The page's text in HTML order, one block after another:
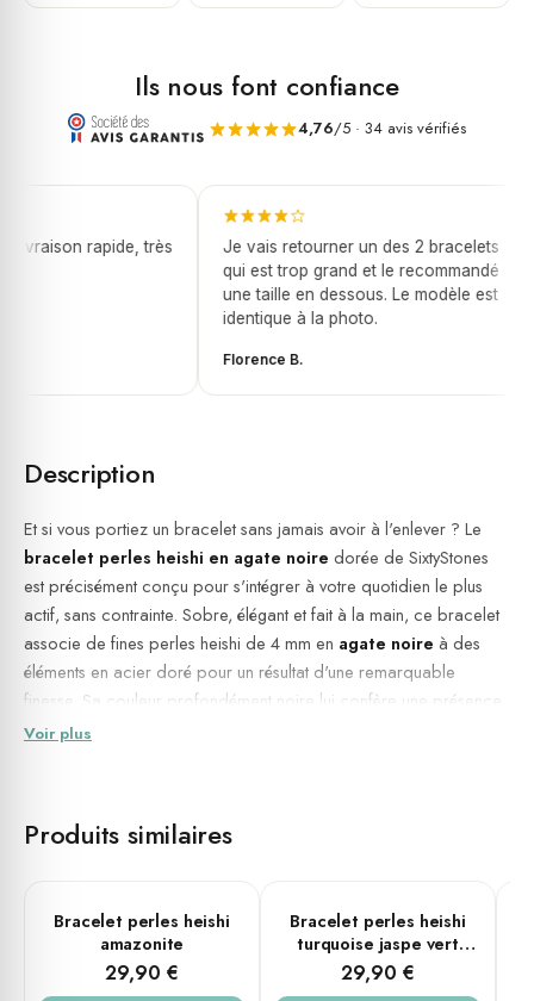
Ils nous font confiance
4,76/5 · 34 avis vérifiés
livraison rapide, très
Je vais retourner un des 2 bracelets
qui est trop grand et le recommandé
une taille en dessous. Le modèle est
identique à la photo.
Florence B.
Description
Et si vous portiez un bracelet sans jamais avoir à l'enlever ? Le
bracelet perles heishi en agate noire dorée de SixtyStones
est précisément conçu pour s'intégrer à votre quotidien le plus
actif, sans contrainte. Sobre, élégant et fait à la main, ce bracelet
associe de fines perles heishi de 4 mm en agate noire à des
éléments en acier doré pour un résultat d'une remarquable
finesse. Sa couleur profondément noire lui confère une présence
naturelle, aussi bien sur un poignet masculin que féminin, en tenue
traditionnellement associées à l'agate noire.
Pierre naturelle :Agate noire
Matière : Pierre naturelle et acier
Couleur du métal : Doré
Voir plus
Produits similaires
PLUSIEURS TAILLES
Bracelet perles heishi
amazonite
29,90 €
PLUSIEURS TAILLES
Bracelet perles heishi
turquoise jaspe vert
coconut
29,90 €